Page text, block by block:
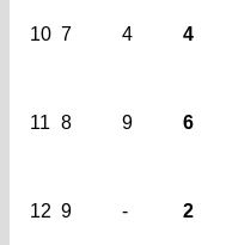
10 7 4 4
11 8 9 6
12 9 - 2